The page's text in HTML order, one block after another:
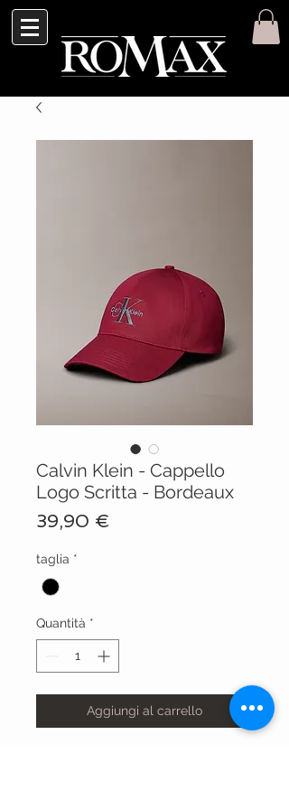
Calvin Klein - Cappello
Logo Scritta - Bordeaux
39,90 €
taglia *
Quantità *
Aggiungi al carrello